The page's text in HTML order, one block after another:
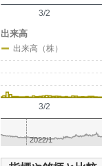
3/2
3/2
出来高
出来高（株）
2022/1